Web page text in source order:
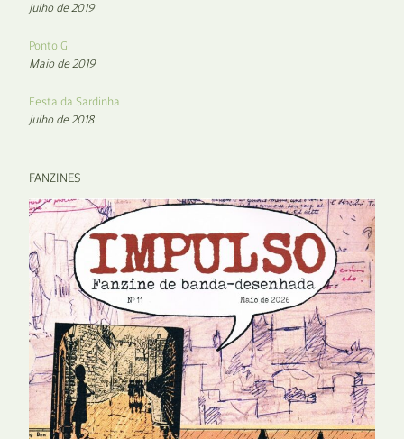
Julho de 2019
Ponto G
Maio de 2019
Festa da Sardinha
Julho de 2018
FANZINES